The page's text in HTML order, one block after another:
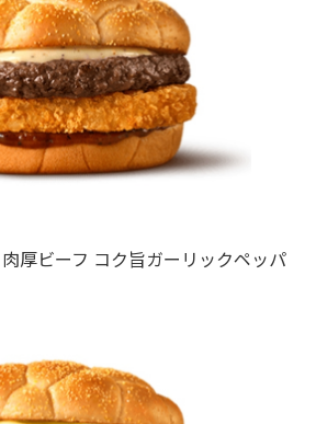
厚ビーフ コク旨ガーリックペッパ